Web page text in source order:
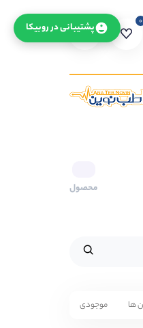
۰ ۰
محصول
ها موجودی
پشتیبانی در روبیکا